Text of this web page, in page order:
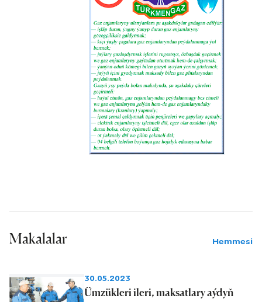
Makalalar Hemmesi
30.05.2023
Ümzükleri ileri, maksatlary aýdyň